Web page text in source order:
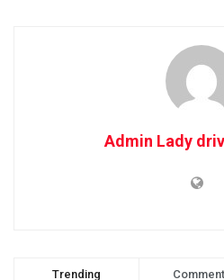
Admin Lady
Trending